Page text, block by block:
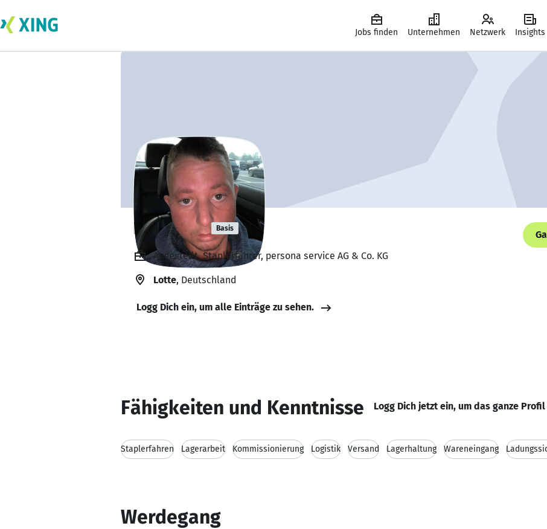
Jobs finden Unternehmen Netzwerk Insights
Dik Heiko Basis
Angestellt, Staplerfahrer, persona service AG & Co. KG
Lotte, Deutschland
Logg Dich ein, um alle Einträge zu sehen.
Fähigkeiten und Kenntnisse Logg Dich jetzt ein, um das ganze Profil
Staplerfahren Lagerarbeit Kommissionierung Logistik Versand Lagerhaltung Wareneingang
Werdegang